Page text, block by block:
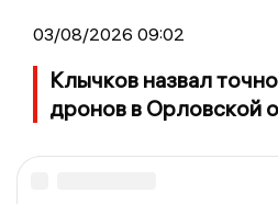
03/08/2026 09:02
Клычков назвал
дронов в Орловской